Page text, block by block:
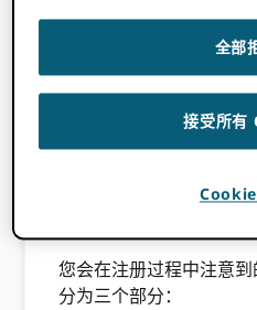
我们还确保我们在注册
对新 UI 进行了全面翻译
错误或您支持的语言中
账号注册
您会在注册过程中注意
分为三个部分：
全部
接受所有